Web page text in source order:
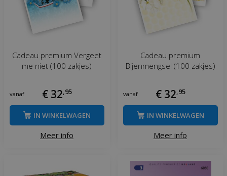
Cadeau premium Vergeet
me niet (100 zakjes)
vanaf € 32 95
Meer info
IN WINKELWAGEN
Cadeau premium
Bijenmengsel (100 zakjes)
vanaf € 32 95
Meer info
IN WINKELWAGEN